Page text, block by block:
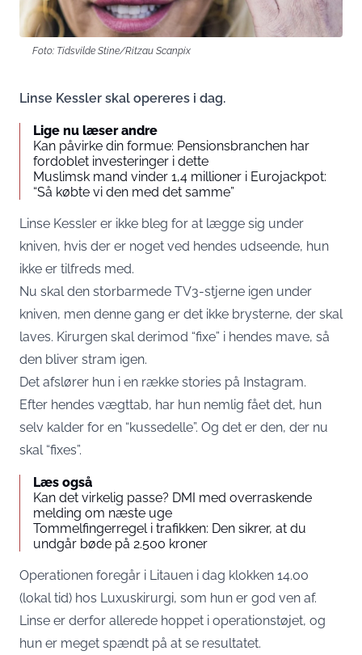
Foto: Tidsvilde Stine/Ritzau Scanpix
Linse Kessler skal opereres i dag.
Lige nu læser andre
Kan påvirke din formue: Pensionsbranchen har
fordoblet investeringer i dette
Muslimsk mand vinder 1,4 millioner i Eurojackpot:
“Så købte vi den med det samme”
Linse Kessler er ikke bleg for at lægge sig under
kniven, hvis der er noget ved hendes udseende, hun
ikke er tilfreds med.
Nu skal den storbarmede TV3-stjerne igen under
kniven, men denne gang er det ikke brysterne, der skal
laves. Kirurgen skal derimod “fixe” i hendes mave, så
den bliver stram igen.
Det afslører hun i en række stories på Instagram.
Efter hendes vægttab, har hun nemlig fået det, hun
selv kalder for en “kussedelle”. Og det er den, der nu
skal “fixes”.
Læs også
Kan det virkelig passe? DMI med overraskende
melding om næste uge
Tommelfingerregel i trafikken: Den sikrer, at du
undgår bøde på 2.500 kroner
Operationen foregår i Litauen i dag klokken 14.00
(lokal tid) hos Luxuskirurgi, som hun er god ven af.
Linse er derfor allerede hoppet i operationstøjet, og
hun er meget spændt på at se resultatet.